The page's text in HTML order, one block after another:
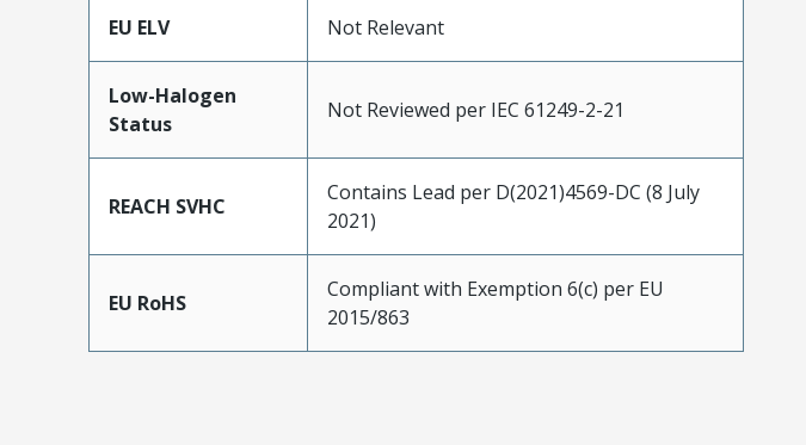
EU ELV Not Relevant
Low-Halogen
Status
Not Reviewed per IEC 61249-2-21
REACH SVHC
Contains Lead per D(2021)4569-DC (8 July
2021)
EU RoHS
Compliant with Exemption 6(c) per EU
2015/863